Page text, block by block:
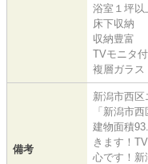
浴室１坪以
床下収納
収納豊富
TVモニタ
複層ガラス
備考
新潟市西
「新潟市
建物面積
きます！
心です！新